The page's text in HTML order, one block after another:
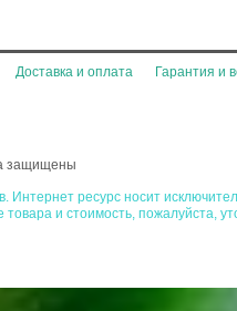
Доставка и оплата Гарантия и
защищены
Интернет ресурс носит
товара и стоимость, пожалуйста,